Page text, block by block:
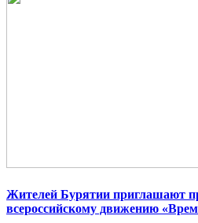
Жителей Бурятии приглашают
всероссийскому движению